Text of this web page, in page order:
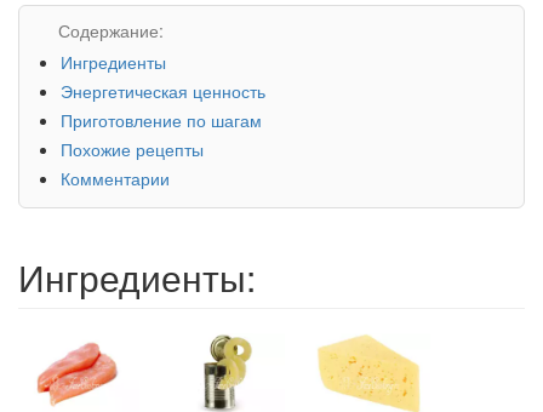
Содержание:
Ингредиенты
Энергетическая ценность
Приготовление по шагам
Похожие рецепты
Комментарии
Ингредиенты: